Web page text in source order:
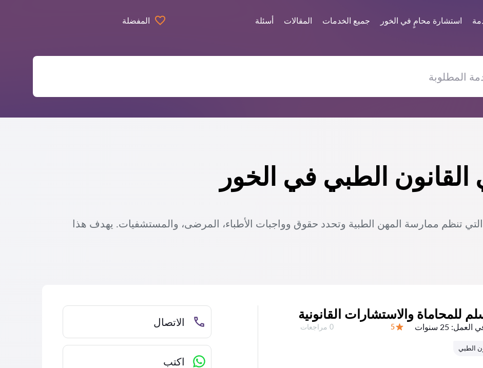
استشارة محامٍ في الخور جميع الخدمات المقالات أسئلة المفضلة
الطبي في الخور
تنظم ممارسة المهن الطبية وتحدد حقوق وواجبات الأطباء، المرضى، والمستشفيات. يهدف هذا
للمحاماة والاستشارات القانونية
العمل: 25 سنوات 5 عدد المراجعات:
0 مراجعات
الطبي
الاتصال
اكتب